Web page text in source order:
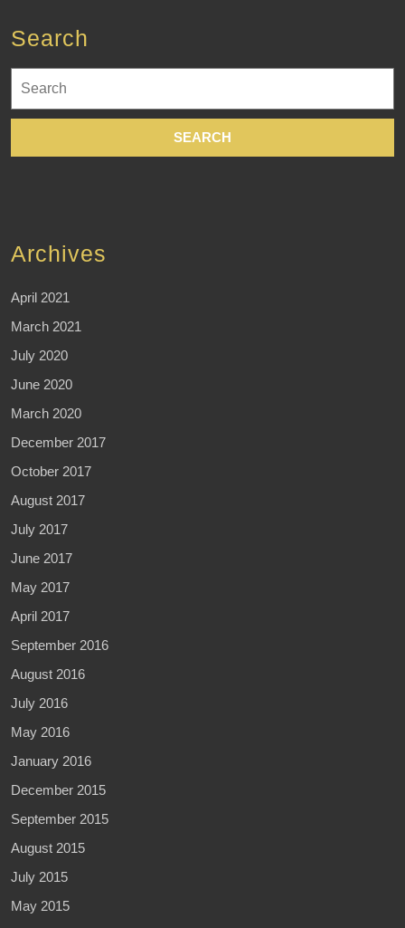
Search
for:
Archives
April 2021
March 2021
July 2020
June 2020
March 2020
December 2017
October 2017
August 2017
July 2017
June 2017
May 2017
April 2017
September 2016
August 2016
July 2016
May 2016
January 2016
December 2015
September 2015
August 2015
July 2015
May 2015